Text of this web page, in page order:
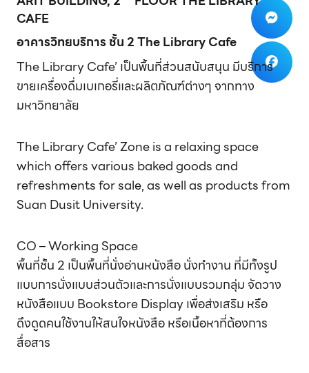
CAFE
อาคารวิทยบริการ ชั้น 2 The Library Cafe
The Library Cafe’ เป็นพื้นที่ส่วนสนับสนุน มีบริการ
ขายเครื่องดื่มเบเกอรี่และผลิตภัณฑ์ต่างๆ จากทาง
มหาวิทยาลัย
The Library Cafe’ Zone is a relaxing space
which offers various baked goods and
refreshments for sale, as well as products from
Suan Dusit University.
CO – Working Space
พื้นที่ชั้น 2 เป็นพื้นที่นั่งอ่านหนังสือ นั่งทำงาน ที่มีทั้งรูป
แบบการนั่งแบบส่วนตัวและการนั่งแบบรวมกลุ่ม จัดวาง
หนังสือแบบ Bookstore Display เพื่อส่งเสริม หรือ
ดึงดูดคนใช้งานให้สนใจหนังสือ หรือเนื้อหาที่ต้องการ
สื่อสาร